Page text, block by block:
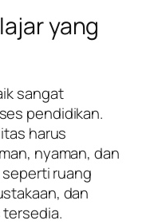
yang
sangat
pendidikan.
harus
nyaman, dan
ruang
dan